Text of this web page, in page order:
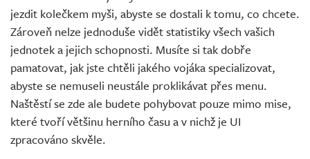
jezdit kolečkem myši, abyste se dostali k tomu, co chcete.
Zároveň nelze jednoduše vidět statistiky všech vašich
jednotek a jejich schopnosti. Musíte si tak dobře
pamatovat, jak jste chtěli jakého vojáka specializovat,
abyste se nemuseli neustále proklikávat přes menu.
Naštěstí se zde ale budete pohybovat pouze mimo mise,
které tvoří většinu herního času a v nichž je UI
zpracováno skvěle.